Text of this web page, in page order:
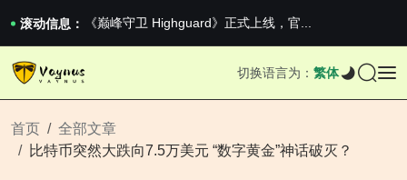
滚动信息：
《巅峰守卫 Highguard》正式上线，官...
男生找对象最重要的是什么？太真实了
2026澳网男单收官：全满贯对上全满亚，德约...
切换语言为： 繁体
首页
全部文章
比特币突然大跌向7.5万美元 “数字黄金”神话破灭？